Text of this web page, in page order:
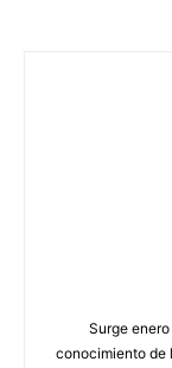
Surge
conocimiento de